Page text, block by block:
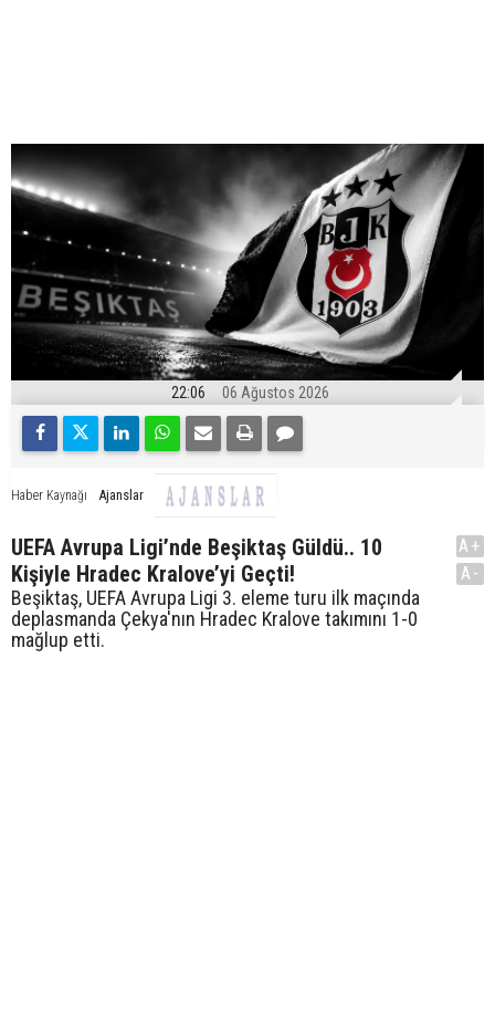
22:06 06 Ağustos 2026
Haber Kaynağı Ajanslar
UEFA Avrupa Ligi’nde Beşiktaş Güldü.. 10
Kişiyle Hradec Kralove’yi Geçti!
Beşiktaş, UEFA Avrupa Ligi 3. eleme turu ilk maçında
deplasmanda Çekya'nın Hradec Kralove takımını 1-0
mağlup etti.
A+
A-